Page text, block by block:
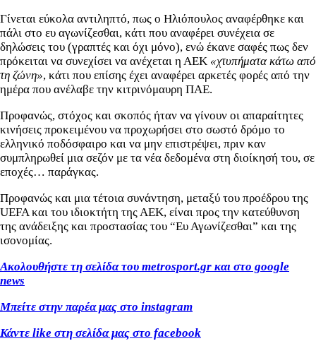
Γίνεται εύκολα αντιληπτό, πως ο Ηλιόπουλος αναφέρθηκε και
πάλι στο ευ αγωνίζεσθαι, κάτι που αναφέρει συνέχεια σε
δηλώσεις του (γραπτές και όχι μόνο), ενώ έκανε σαφές πως δεν
πρόκειται να συνεχίσει να ανέχεται η ΑΕΚ «χτυπήματα κάτω από
τη ζώνη», κάτι που επίσης έχει αναφέρει αρκετές φορές από την
ημέρα που ανέλαβε την κιτρινόμαυρη ΠΑΕ.
Προφανώς, στόχος και σκοπός ήταν να γίνουν οι απαραίτητες
κινήσεις προκειμένου να προχωρήσει στο σωστό δρόμο το
ελληνικό ποδόσφαιρο και να μην επιστρέψει, πριν καν
συμπληρωθεί μια σεζόν με τα νέα δεδομένα στη διοίκησή του, σε
εποχές… παράγκας.
Προφανώς και μια τέτοια συνάντηση, μεταξύ του προέδρου της
UEFA και του ιδιοκτήτη της ΑΕΚ, είναι προς την κατεύθυνση
της ανάδειξης και προστασίας του “Ευ Αγωνίζεσθαι” και της
ισονομίας.
Ακολουθήστε τη σελίδα του metrosport.gr και στο google
news
Μπείτε στην παρέα μας στο instagram
Κάντε like στη σελίδα μας στο facebook